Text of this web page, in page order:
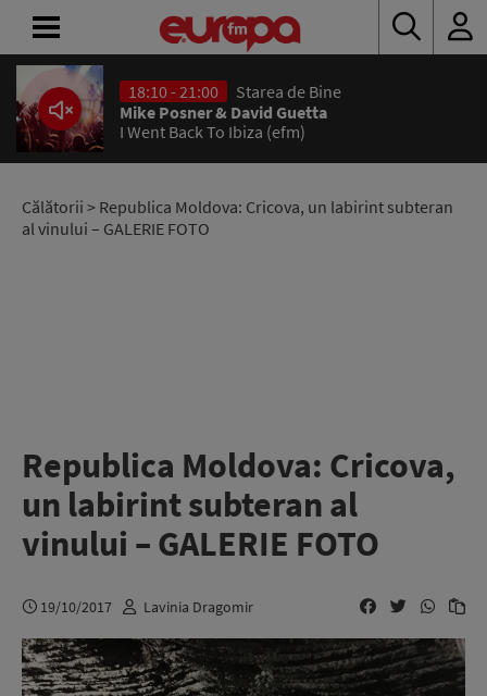
Călătorii > Republica Moldova: Cricova, un labirint subteran
al vinului – GALERIE FOTO
Republica Moldova: Cricova,
un labirint subteran al
vinului – GALERIE FOTO
19/10/2017 Lavinia Dragomir
ACASĂ
ȘTIRI
RADIO